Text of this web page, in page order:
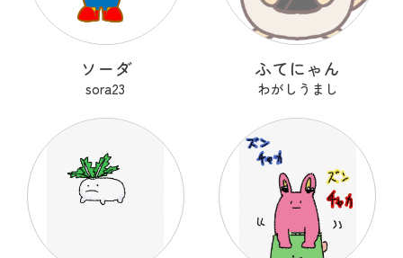
ソーダ
sora23
ふてにゃん
わがしうまし